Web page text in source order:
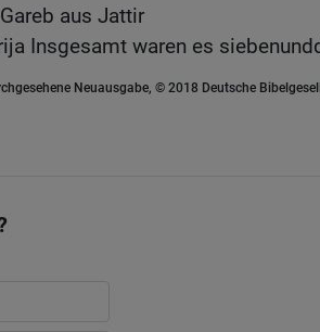
aus Jattir
Insgesamt waren es
Neuausgabe, © 2018 Deutsche